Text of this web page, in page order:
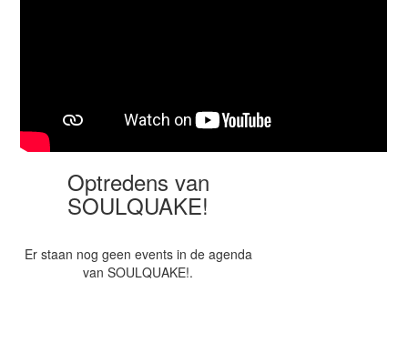
Optredens van
SOULQUAKE!
Er staan nog geen events in de agenda
van SOULQUAKE!.